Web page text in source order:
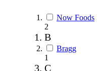
Now Foods
2
B
Bragg
1
C